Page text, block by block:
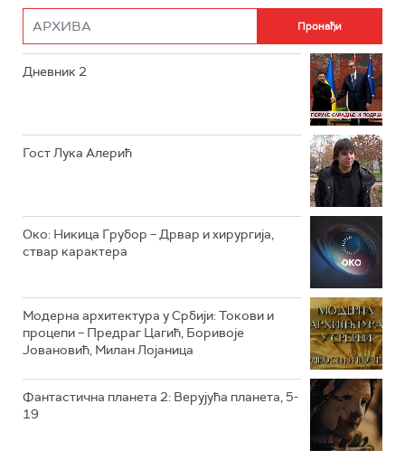
Дневник 2
Гост Лука Алерић
Око: Никица Грубор – Дрвар и хирургија,
ствар карактера
Модерна архитектура у Србији: Токови и
процепи – Предраг Цагић, Боривоје
Јовановић, Милан Лојаница
Фантастична планета 2: Верујућа планета, 5-
19